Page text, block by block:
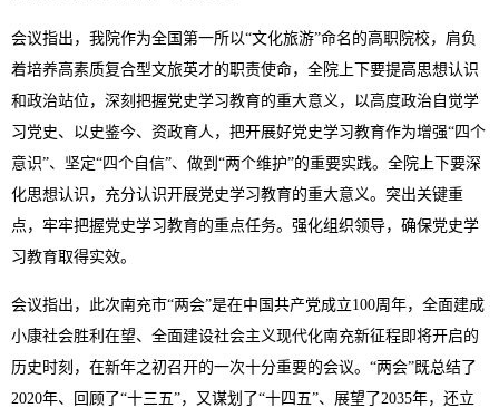
会议指出，我院作为全国第一所以“文化旅游”命名的高职院校，肩负
着培养高素质复合型文旅英才的职责使命，全院上下要提高思想认识
和政治站位，深刻把握党史学习教育的重大意义，以高度政治自觉学
习党史、以史鉴今、资政育人，把开展好党史学习教育作为增强“四个
意识”、坚定“四个自信”、做到“两个维护”的重要实践。全院上下要深
化思想认识，充分认识开展党史学习教育的重大意义。突出关键重
点，牢牢把握党史学习教育的重点任务。强化组织领导，确保党史学
习教育取得实效。
会议指出，此次南充市“两会”是在中国共产党成立100周年，全面建成
小康社会胜利在望、全面建设社会主义现代化南充新征程即将开启的
历史时刻，在新年之初召开的一次十分重要的会议。“两会”既总结了
2020年、回顾了“十三五”，又谋划了“十四五”、展望了2035年，还立